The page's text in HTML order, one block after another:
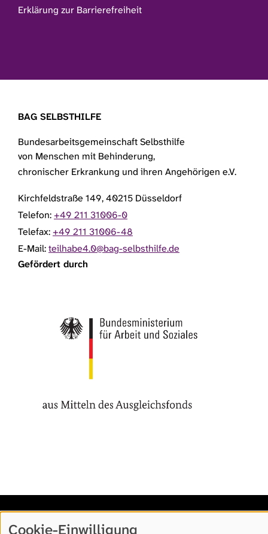
Erklärung zur Barrierefreiheit
BAG SELBSTHILFE
Bundesarbeitsgemeinschaft Selbsthilfe
von Menschen mit Behinderung,
chronischer Erkrankung und ihren Angehörigen e.V.
Kirchfeldstraße 149, 40215 Düsseldorf
Telefon: +49 211 31006-0
Telefax: +49 211 31006-48
E-Mail:teilhabe4.0@bag-selbsthilfe.de
Gefördert durch
Cookie-Einwilligung